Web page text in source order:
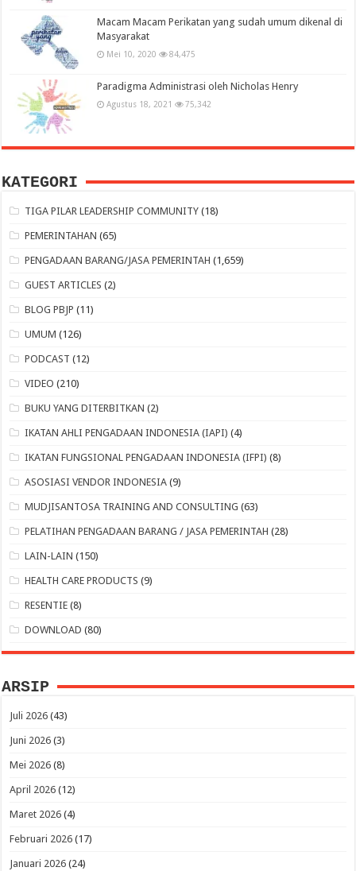
Macam Macam Perikatan yang sudah umum dikenal di
Masyarakat
Mei 10, 2020 84,475
Paradigma Administrasi oleh Nicholas Henry
Agustus 18, 2021 75,342
KATEGORI
TIGA PILAR LEADERSHIP COMMUNITY (18)
PEMERINTAHAN (65)
PENGADAAN BARANG/JASA PEMERINTAH (1,659)
GUEST ARTICLES (2)
BLOG PBJP (11)
UMUM (126)
PODCAST (12)
VIDEO (210)
BUKU YANG DITERBITKAN (2)
IKATAN AHLI PENGADAAN INDONESIA (IAPI) (4)
IKATAN FUNGSIONAL PENGADAAN INDONESIA (IFPI) (8)
ASOSIASI VENDOR INDONESIA (9)
MUDJISANTOSA TRAINING AND CONSULTING (63)
PELATIHAN PENGADAAN BARANG / JASA PEMERINTAH (28)
LAIN-LAIN (150)
HEALTH CARE PRODUCTS (9)
RESENTIE (8)
DOWNLOAD (80)
ARSIP
Juli 2026 (43)
Juni 2026 (3)
Mei 2026 (8)
April 2026 (12)
Maret 2026 (4)
Februari 2026 (17)
Januari 2026 (24)